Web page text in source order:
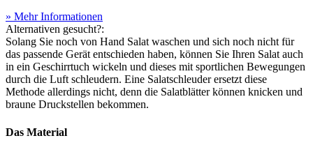
» Mehr Informationen
Alternativen gesucht?:
Solang Sie noch von Hand Salat waschen und sich noch nicht für
das passende Gerät entschieden haben, können Sie Ihren Salat auch
in ein Geschirrtuch wickeln und dieses mit sportlichen Bewegungen
durch die Luft schleudern. Eine Salatschleuder ersetzt diese
Methode allerdings nicht, denn die Salatblätter können knicken und
braune Druckstellen bekommen.
Das Material